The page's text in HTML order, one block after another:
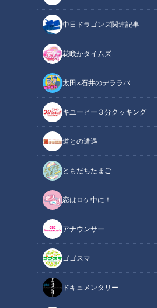
中日ドラゴンズ関連記事
花咲かタイムズ
太田×石井のデララバ
キユーピー３分クッキング
道との遭遇
ともだちたまご
恋はロケ中に！
アナウンサー
ゴゴスマ
ドキュメンタリー
チャント！
いただきます！ほぼ地元だけ
その町を出るとあまり知られていな
知っている！！町で生まれ、町に根
ます！『大福屋の天ぷら中華』岐阜
ほぼ知っているということですが、
しょうか？
この記事を見たあなたへのお